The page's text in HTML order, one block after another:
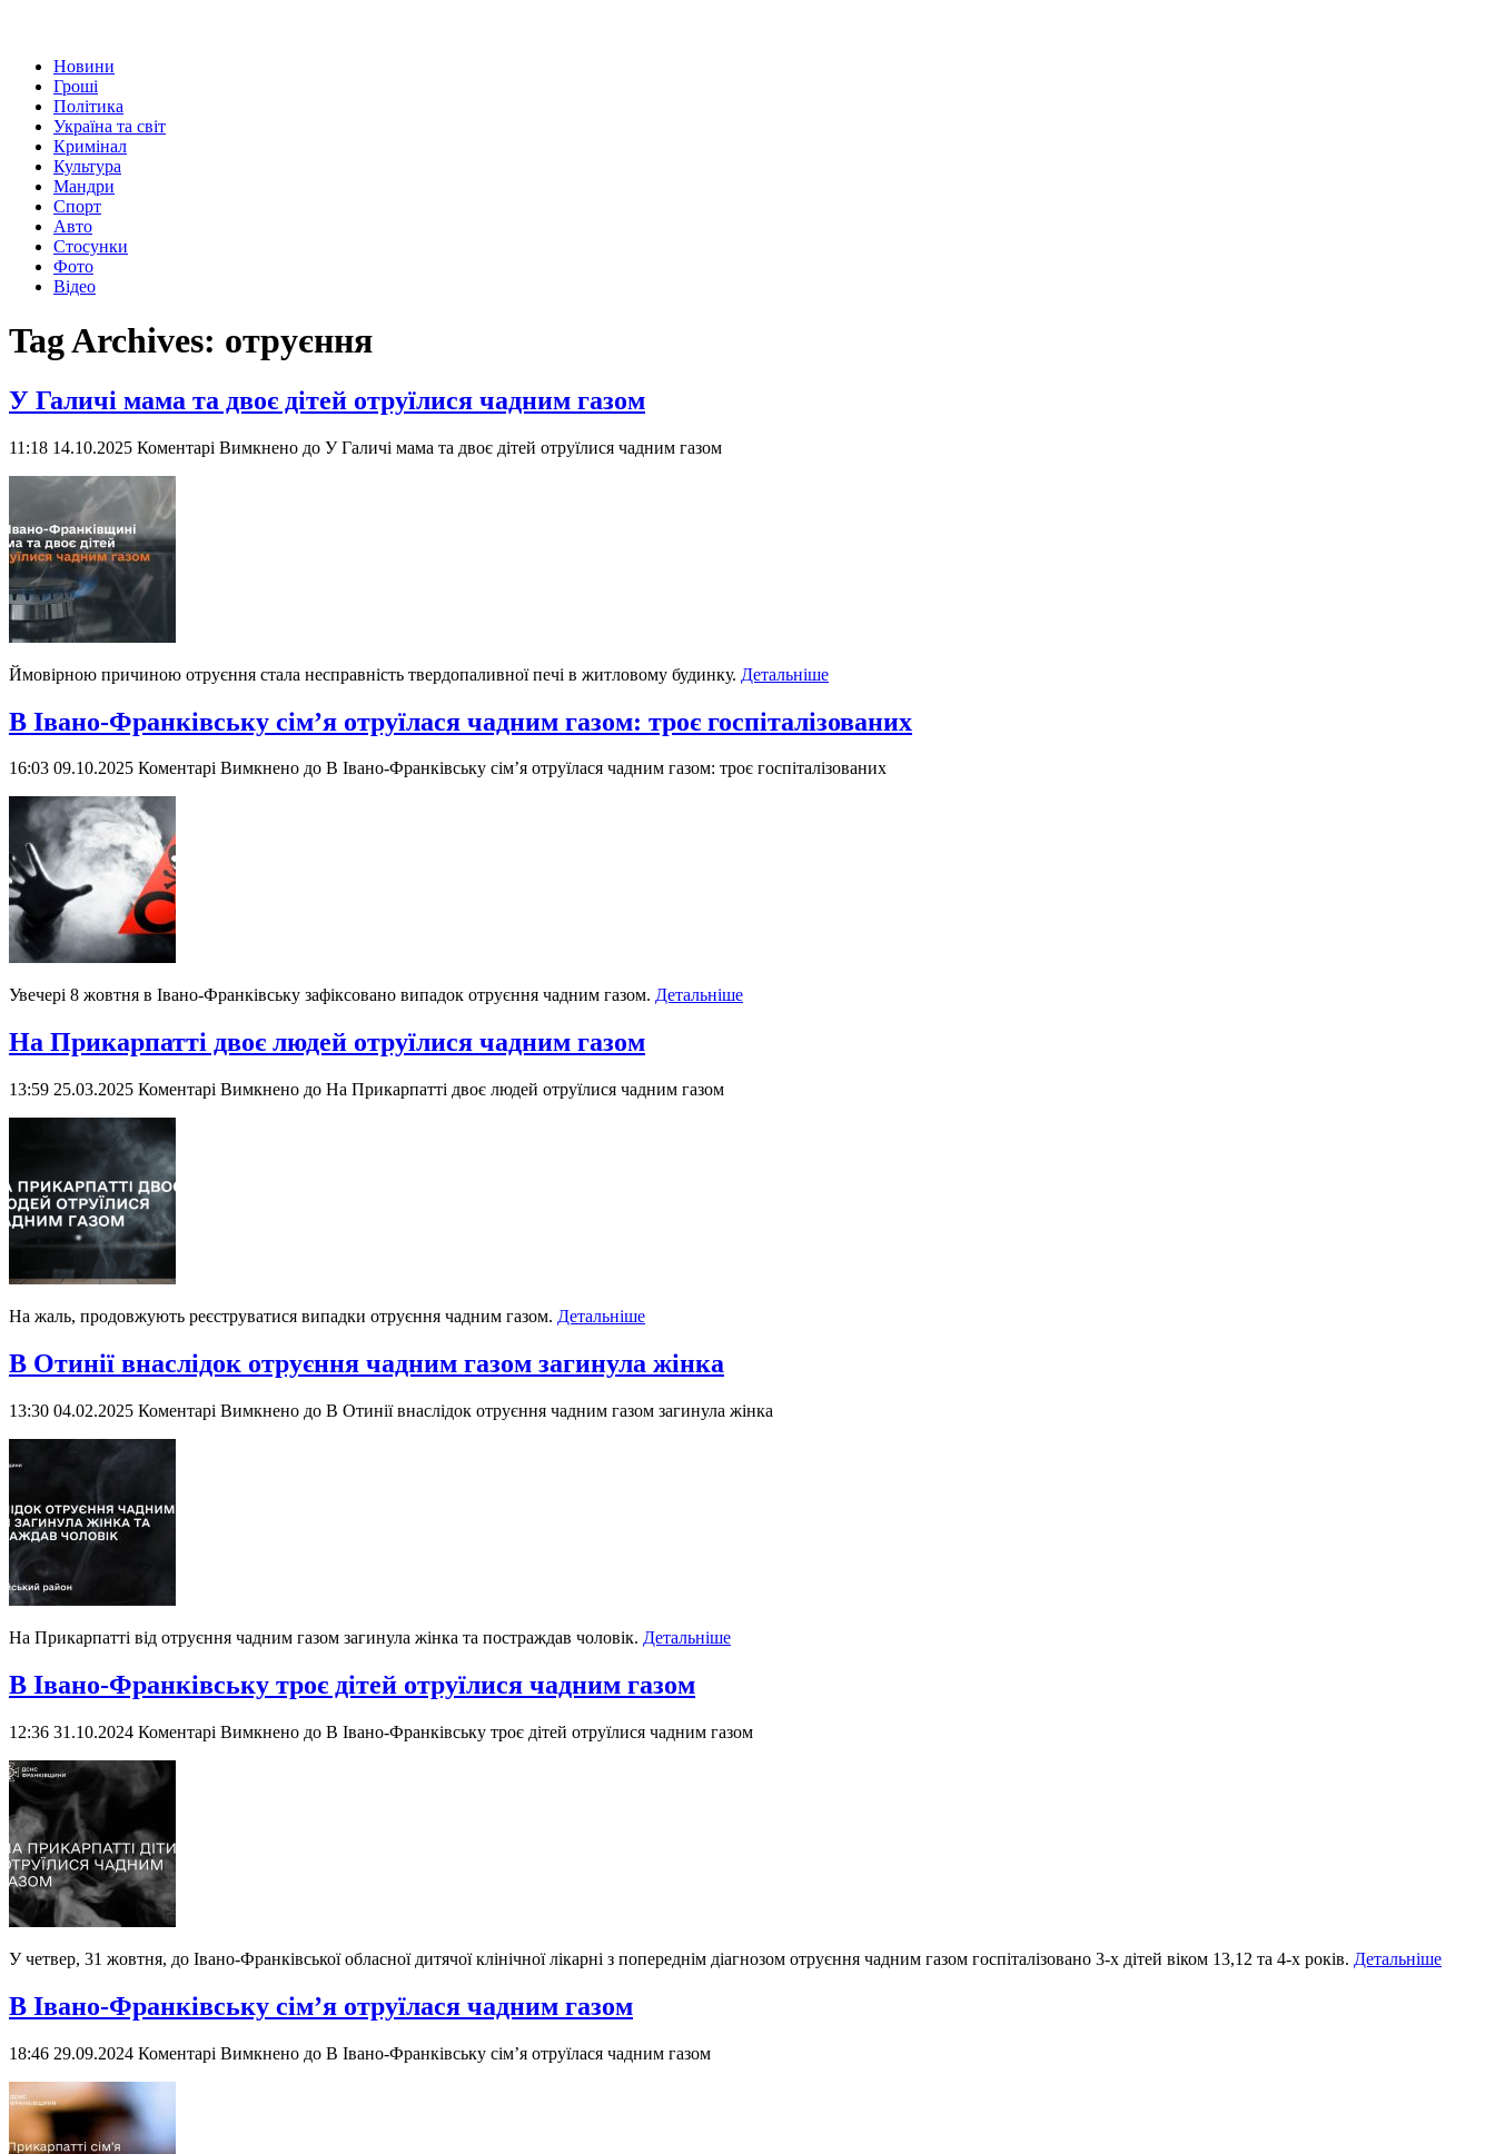
Новини
Гроші
Політика
Україна та світ
Кримінал
Культура
Мандри
Спорт
Авто
Стосунки
Фото
Відео
Tag Archives: отруєння
У Галичі мама та двоє дітей отруїлися чадним газом
11:18 14.10.2025 Коментарі Вимкнено до У Галичі мама та двоє дітей отруїлися чадним газом
Ймовірною причиною отруєння стала несправність твердопаливної печі в житловому будинку. Детальніше
В Івано-Франківську сім’я отруїлася чадним газом: троє госпіталізованих
16:03 09.10.2025 Коментарі Вимкнено до В Івано-Франківську сім’я отруїлася чадним газом: троє госпіталізованих
Увечері 8 жовтня в Івано-Франківську зафіксовано випадок отруєння чадним газом. Детальніше
На Прикарпатті двоє людей отруїлися чадним газом
13:59 25.03.2025 Коментарі Вимкнено до На Прикарпатті двоє людей отруїлися чадним газом
На жаль, продовжують реєструватися випадки отруєння чадним газом. Детальніше
В Отинії внаслідок отруєння чадним газом загинула жінка
13:30 04.02.2025 Коментарі Вимкнено до В Отинії внаслідок отруєння чадним газом загинула жінка
На Прикарпатті від отруєння чадним газом загинула жінка та постраждав чоловік. Детальніше
В Івано-Франківську троє дітей отруїлися чадним газом
12:36 31.10.2024 Коментарі Вимкнено до В Івано-Франківську троє дітей отруїлися чадним газом
У четвер, 31 жовтня, до Івано-Франківської обласної дитячої клінічної лікарні з попереднім діагнозом отруєння чадним газом госпіталізовано 3-х дітей віком 13,12 та 4-х років. Детальніше
В Івано-Франківську сімʼя отруїлася чадним газом
18:46 29.09.2024 Коментарі Вимкнено до В Івано-Франківську сімʼя отруїлася чадним газом